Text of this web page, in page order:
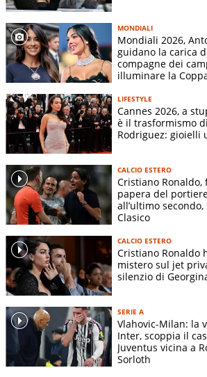
MONDIALI
Mondiali 2026,
guidano la carica
compagne dei
illuminare la
LIFESTYLE
Cannes 2026, a
è il trasformismo
Rodriguez: gioielli
CALCIO ESTERO
Cristiano
papera del
all’ultimo
Clasico
CALCIO ESTERO
Cristiano Ronaldo
mistero sul jet
silenzio di
SERIE A
Vlahovic-Milan: la
Inter, scoppia il
Juventus vicina a
Sorloth